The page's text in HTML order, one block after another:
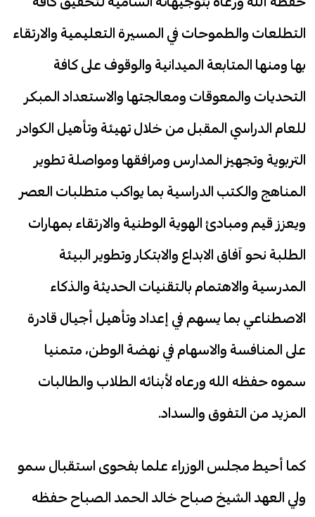
التطلعات والطموحات في المسيرة التعليمية والارتقاء
بها ومنها المتابعة الميدانية والوقوف على كافة
التحديات والمعوقات ومعالجتها والاستعداد المبكر
للعام الدراسي المقبل من خلال تهيئة وتأهيل الكوادر
التربوية وتجهيز المدارس ومرافقها ومواصلة تطوير
المناهج والكتب الدراسية بما يواكب متطلبات العصر
ويعزز قيم ومبادئ الهوية الوطنية والارتقاء بمهارات
الطلبة نحو آفاق الابداع والابتكار وتطوير البيئة
المدرسية والاهتمام بالتقنيات الحديثة والذكاء
الاصطناعي بما يسهم في إعداد وتأهيل أجيال قادرة
على المنافسة والاسهام في نهضة الوطن، متمنيا
سموه حفظه الله ورعاه لأبنائه الطلاب والطالبات
المزيد من التفوق والسداد.
كما أحيط مجلس الوزراء علما بفحوى استقبال سمو
ولي العهد الشيخ صباح خالد الحمد الصباح حفظه